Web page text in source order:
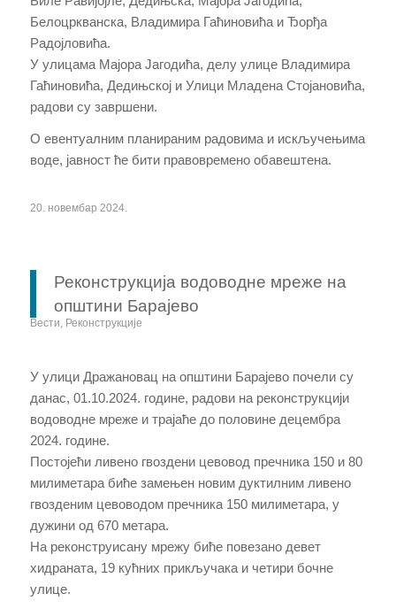
Белоцркванска, Владимира Гаћиновића и Ђорђа
Радојловића.
У улицама Мајора Јагодића, делу улице Владимира
Гаћиновића, Дедињској и Улици Младена Стојановића,
радови су завршени.
О евентуалним планираним радовима и искључењима
воде, јавност ће бити правовремено обавештена.
20. новембар 2024.
Реконструкција водоводне мреже на
општини Барајево
Вести Реконструкције
У улици Дражановац на општини Барајево почели су
данас, 01.10.2024. године, радови на реконструкцији
водоводне мреже и трајаће до половине децембра
2024. године.
Постојећи ливено гвоздени цевовод пречника 150 и 80
милиметара биће замењен новим дуктилним ливено
гвозденим цевоводом пречника 150 милиметара, у
дужини од 670 метара.
На реконструисану мрежу биће повезано девет
хидраната, 19 кућних прикључака и четири бочне
улице.